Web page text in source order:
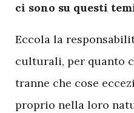
ci sono su questi
Eccola la
culturali, per quanto
tranne che cose
proprio nella loro